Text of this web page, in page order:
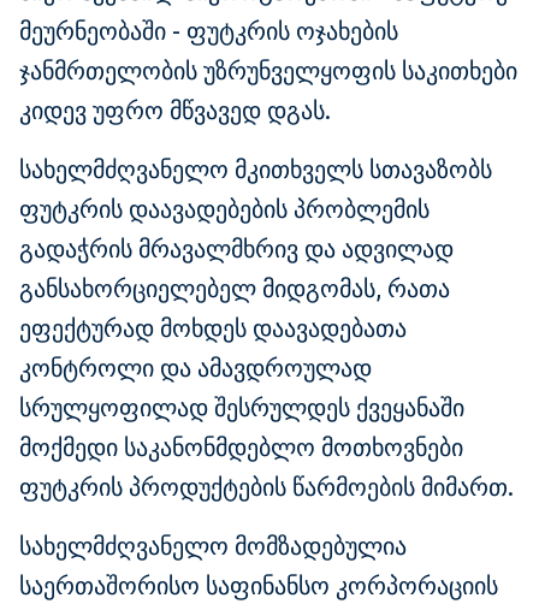
მეურნეობაში - ფუტკრის ოჯახების
ჯანმრთელობის უზრუნველყოფის საკითხები
კიდევ უფრო მწვავედ დგას.
სახელმძღვანელო მკითხველს სთავაზობს
ფუტკრის დაავადებების პრობლემის
გადაჭრის მრავალმხრივ და ადვილად
განსახორციელებელ მიდგომას, რათა
ეფექტურად მოხდეს დაავადებათა
კონტროლი და ამავდროულად
სრულყოფილად შესრულდეს ქვეყანაში
მოქმედი საკანონმდებლო მოთხოვნები
ფუტკრის პროდუქტების წარმოების მიმართ.
სახელმძღვანელო მომზადებულია
საერთაშორისო საფინანსო კორპორაციის